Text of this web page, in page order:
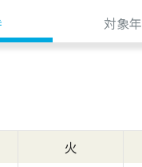
対象
火